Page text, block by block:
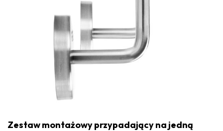
Zestaw montażowy przypadający na jedną